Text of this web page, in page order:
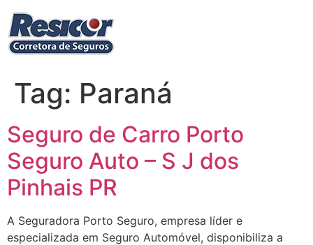
para
conteúdo
Tag: Paraná
Seguro de Carro Porto
Seguro Auto – S J dos
Pinhais PR
A Seguradora Porto Seguro, empresa líder e
especializada em Seguro Automóvel, disponibiliza a